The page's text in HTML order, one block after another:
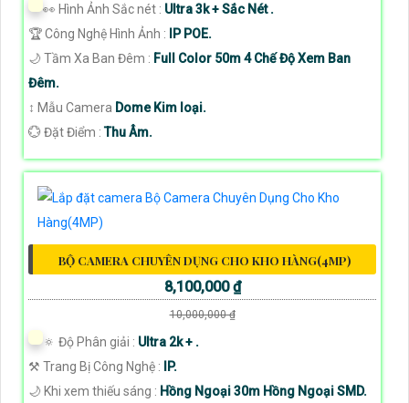
️👀 Hình Ảnh Sắc nét : Ultra 3k + Sắc Nét .
🏆 Công Nghệ Hình Ảnh :
IP POE.
🌙 Tầm Xa Ban Đêm : Full Color 50m 4 Chế Độ Xem Ban
Đêm.
↕️ Mẫu Camera Dome Kim loại.
️💮 Đặt Điểm :Thu Âm.
BỘ CAMERA CHUYÊN DỤNG CHO KHO HÀNG(4MP)
8,100,000 ₫
10,000,000 ₫
🔅 Độ Phân giải : Ultra 2k + .
⚒ Trang Bị Công Nghệ :
IP.
🌙 Khi xem thiếu sáng : Hồng Ngoại 30m Hồng Ngoại SMD.